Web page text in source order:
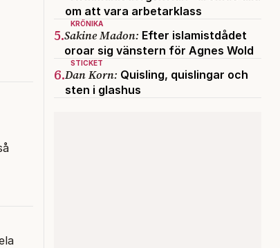
om att vara arbetarklass
KRÖNIKA
5.Sakine Madon: Efter islamistdådet
oroar sig vänstern för Agnes Wold
STICKET
6.Dan Korn: Quisling, quislingar och
sten i glashus